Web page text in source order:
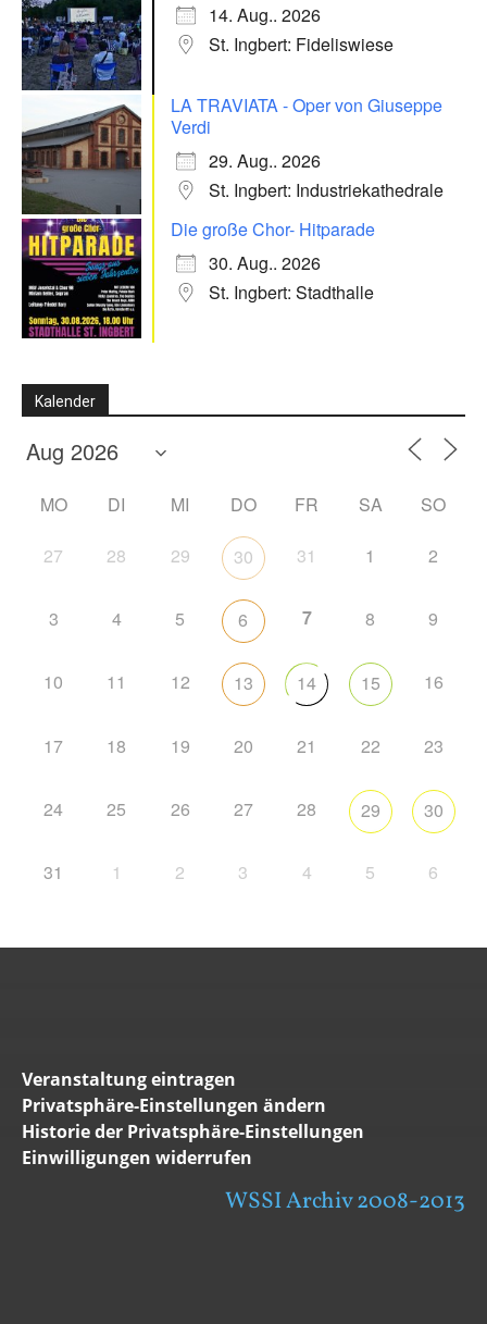
14. Aug.. 2026
St. Ingbert: Fideliswiese
LA TRAVIATA - Oper von Giuseppe
Verdi
29. Aug.. 2026
St. Ingbert: Industriekathedrale
Die große Chor- Hitparade
30. Aug.. 2026
St. Ingbert: Stadthalle
Kalender
MO DI MI DO FR SA SO
27 28 29 30 31 1 2
3 4 5 6 7 8 9
10 11 12 13 14 15 16
17 18 19 20 21 22 23
24 25 26 27 28 29 30
31 1 2 3 4 5 6
Veranstaltung eintragen
Privatsphäre-Einstellungen ändern
Historie der Privatsphäre-Einstellungen
Einwilligungen widerrufen
WSSI Archiv 2008-2013